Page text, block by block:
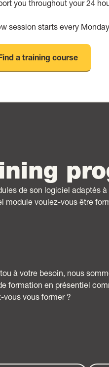
you throughout your 24
session starts every
a training course
de son logiciel adaptés à
module voulez-vous être
à votre besoin, nous
formation en présentiel
vous former ?